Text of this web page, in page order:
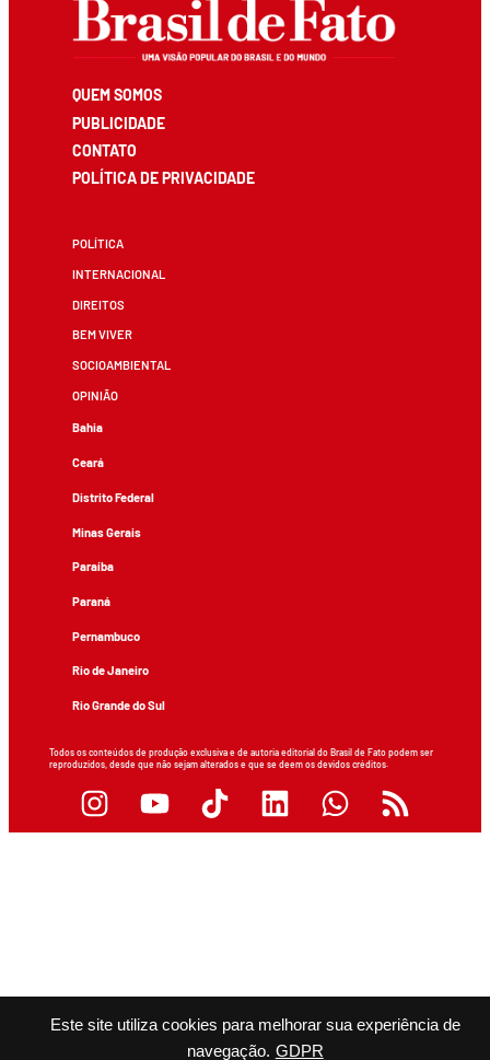
Este site utiliza cookies para melhorar sua experiência de
navegação. GDPR
QUEM SOMOS
PUBLICIDADE
CONTATO
POLÍTICA DE PRIVACIDADE
POLÍTICA
INTERNACIONAL
DIREITOS
BEM VIVER
SOCIOAMBIENTAL
OPINIÃO
Bahia
Ceará
Distrito Federal
Minas Gerais
Paraíba
Paraná
Pernambuco
Rio de Janeiro
Rio Grande do Sul
Todos os conteúdos de produção exclusiva e de autoria editorial do Brasil de Fato podem ser
reproduzidos, desde que não sejam alterados e que se deem os devidos créditos.